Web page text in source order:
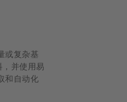
或复杂基
并使用易
和自动化